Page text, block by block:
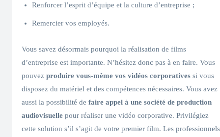
Renforcer l’esprit d’équipe et la culture d’entreprise ;
Remercier vos employés.
Vous savez désormais pourquoi la réalisation de films
d’entreprise est importante. N’hésitez donc pas à en faire. Vous
pouvez produire vous-même vos vidéos corporatives si vous
disposez du matériel et des compétences nécessaires. Vous avez
aussi la possibilité de faire appel à une société de production
audiovisuelle pour réaliser une vidéo corporative. Privilégiez
cette solution s’il s’agit de votre premier film. Les professionnels